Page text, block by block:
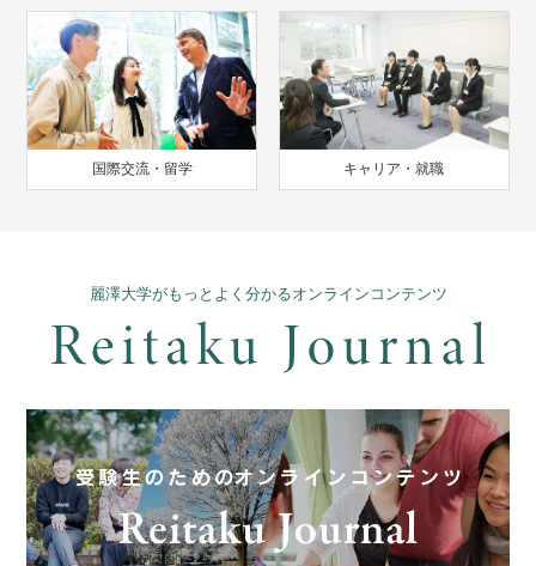
国際交流・留学 キャリア・就職
麗澤大学がもっとよく分かるオンラインコンテンツ